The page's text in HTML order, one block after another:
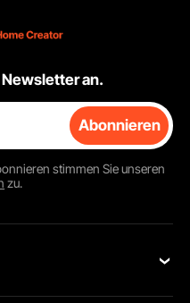
an.
Abonnieren
stimmen Sie unseren
zu.